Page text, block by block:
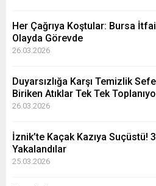
Her Çağrıya Koştular: Bursa
Olayda Görevde
26.03.2026
Duyarsızlığa Karşı Temizlik
Biriken Atıklar Tek Tek
26.03.2026
İznik’te Kaçak Kazıya Suçüstü!
Yakalandılar
25.03.2026